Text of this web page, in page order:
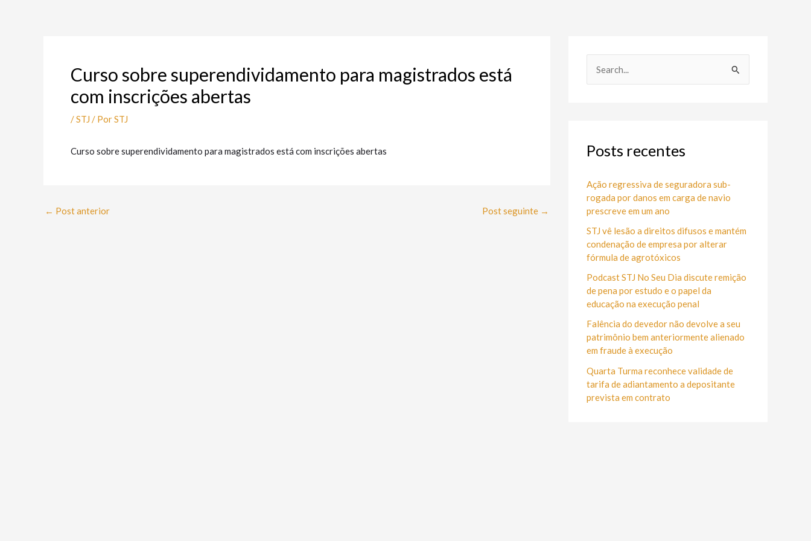
Curso sobre superendividamento para magistrados está
com inscrições abertas
/STJ / PorSTJ
Curso sobre superendividamento para magistrados está com inscrições abertas
← Post anterior Post seguinte →
u
s
a
r
p
o
r
:
Posts recentes
Ação regressiva de seguradora sub-
rogada por danos em carga de navio
prescreve em um ano
STJ vê lesão a direitos difusos e mantém
condenação de empresa por alterar
fórmula de agrotóxicos
Podcast STJ No Seu Dia discute remição
de pena por estudo e o papel da
educação na execução penal
Falência do devedor não devolve a seu
patrimônio bem anteriormente alienado
em fraude à execução
Quarta Turma reconhece validade de
tarifa de adiantamento a depositante
prevista em contrato